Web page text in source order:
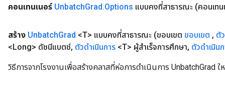
คอนเทนเนอร์ UnbatchGrad.Options แบบคงที่สาธารณะ (คอนเท
สร้าง UnbatchGrad <T> แบบคงที่สาธารณะ (ขอบเขต ขอบเขต , ตั
<Long> ดัชนีแบตช์, ตัวดำเนินการ <T> ผู้สำเร็จการศึกษา, ตัวดำเนิน
วิธีการจากโรงงานเพื่อสร้างคลาสที่ห่อการดำเนินการ UnbatchGrad ใ